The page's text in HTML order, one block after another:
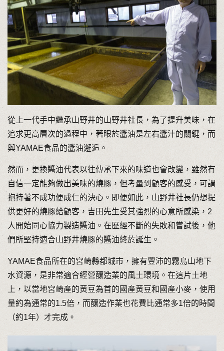
從上一代手中繼承山野井的山野井社長，為了提升美味，在
追求更高層次的過程中，著眼於醬油是左右醬汁的關鍵，而
與YAMAE食品的醬油邂逅。
然而，更換醬油代表以往傳承下來的味道也會改變，雖然有
自信一定能夠做出美味的燒豚，但考量到顧客的感受，可謂
抱持著不成功便成仁的決心。即便如此，山野井社長仍想提
供更好的燒豚給顧客，吉田先生受其強烈的心意所感染，2
人開始同心協力製造醬油。在歷經不斷的失敗和嘗試後，他
們所堅持適合山野井燒豚的醬油終於誕生。
YAMAE食品所在的宮崎縣都城市，擁有豐沛的霧島山地下
水資源，是非常適合經營釀造業的風土環境。在這片土地
上，以當地宮崎產的黃豆為首的國產黃豆和國產小麥，使用
量約為通常的1.5倍，而釀造作業也花費比通常多1倍的時間
（約1年）才完成。